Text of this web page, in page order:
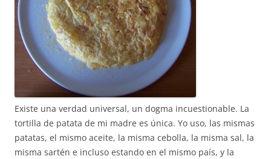
Existe una verdad universal, un dogma incuestionable. La
tortilla de patata de mi madre es única. Yo uso, las mismas
patatas, el mismo aceite, la misma cebolla, la misma sal, la
misma sartén e incluso estando en el mismo país, y la